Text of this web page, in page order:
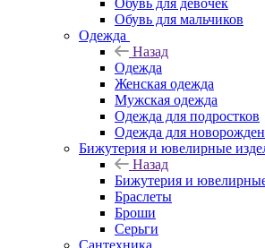
Обувь для девочек
Обувь для мальчиков
Одежда
Назад
Одежда
Женская одежда
Мужская одежда
Одежда для подростков
Одежда для
Бижутерия и ювелирные
Назад
Бижутерия и
Браслеты
Броши
Серьги
Сантехника